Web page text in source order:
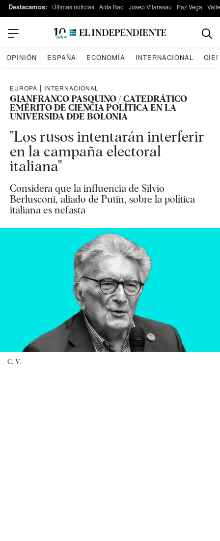
Destacamos: Últimas noticias Aída Bao Josep Vilarasau Paz Vega
OPINIÓN ESPAÑA ECONOMÍA INTERNACIONAL
EUROPA | INTERNACIONAL
GIANFRANCO PASQUINO / CATEDRÁTICO
EMÉRITO DE CIENCIA POLÍTICA EN LA
UNIVERSIDA DDE BOLONIA
"Los rusos intentarán interferir
en la campaña electoral
italiana"
Considera que la influencia de Silvio
Berlusconi, aliado de Putin, sobre la política
italiana es nefasta
C. V.